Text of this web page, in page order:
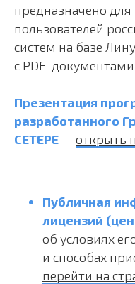
предназначено
пользователей
систем на базе
с PDF-
Презентация
разработанного
СЕТЕРЕ — открыть
Публичная
лицензий
об условиях
и способах
перейти на